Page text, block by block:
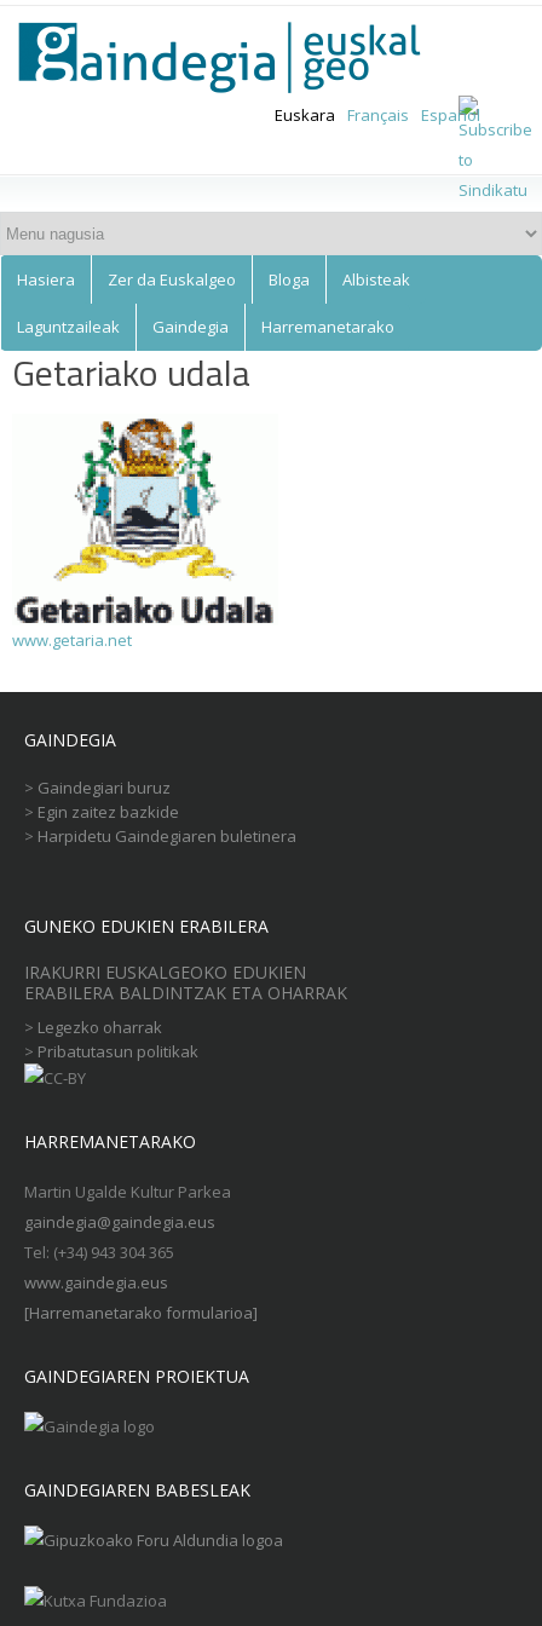
main
content
Euskalgeo
Euskara Français Español
Hasiera Zer da Euskalgeo Bloga Albisteak
Laguntzaileak Gaindegia Harremanetarako
Getariako udala
www.getaria.net
GAINDEGIA
> Gaindegiari buruz
> Egin zaitez bazkide
> Harpidetu Gaindegiaren buletinera
GUNEKO EDUKIEN ERABILERA
IRAKURRI EUSKALGEOKO EDUKIEN
ERABILERA BALDINTZAK ETA OHARRAK
> Legezko oharrak
> Pribatutasun politikak
HARREMANETARAKO
Martin Ugalde Kultur Parkea
gaindegia@gaindegia.eus
Tel: (+34) 943 304 365
www.gaindegia.eus
[Harremanetarako formularioa]
GAINDEGIAREN PROIEKTUA
GAINDEGIAREN BABESLEAK